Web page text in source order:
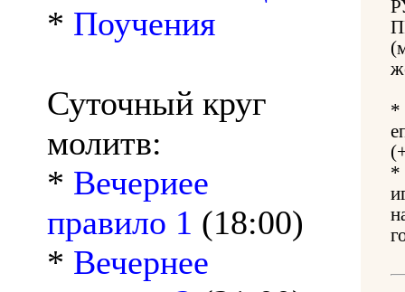
* Поучения
Суточный круг
молитв:
* Вечериее
правило 1 (18:00)
* Вечернее
*
*